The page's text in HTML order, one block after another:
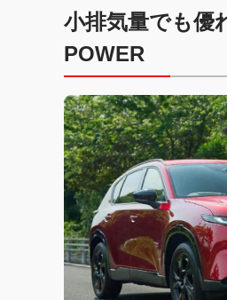
小排気量でも優
POWER